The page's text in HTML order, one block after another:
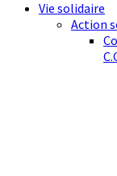
Vie solidaire
Action